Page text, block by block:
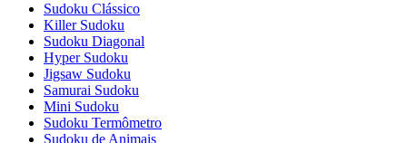
Sudoku Clássico
Killer Sudoku
Sudoku Diagonal
Hyper Sudoku
Jigsaw Sudoku
Samurai Sudoku
Mini Sudoku
Sudoku Termômetro
Sudoku de Animais